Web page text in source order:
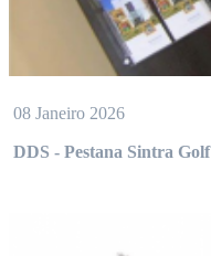
08 Janeiro 2026
DDS - Pestana Sintra Golf